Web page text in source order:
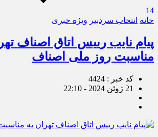
14
خانه انتخاب سردبیر ویژه خبری
پیام نایب رییس اتاق اصناف
مناسبت روز ملی اصناف
کد خبر : 4424
21 ژوئن 2024 - 22:10